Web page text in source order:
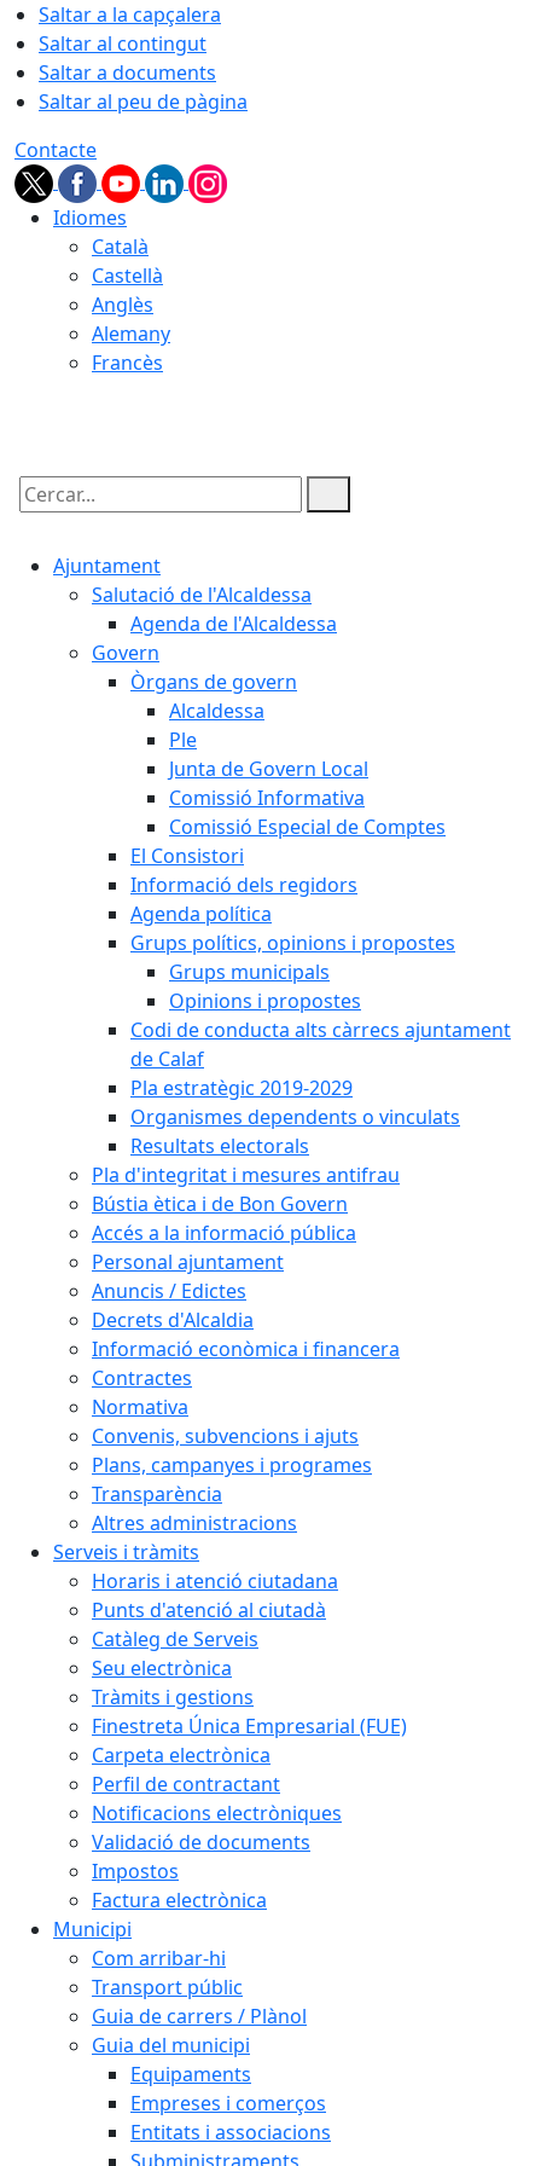
Saltar a la capçalera
Saltar al contingut
Saltar a documents
Saltar al peu de pàgina
Contacte
Idiomes
Català
Castellà
Anglès
Alemany
Francès
Cercar:
Ajuntament
Salutació de l'Alcaldessa
Agenda de l'Alcaldessa
Govern
Òrgans de govern
Alcaldessa
Ple
Junta de Govern Local
Comissió Informativa
Comissió Especial de Comptes
El Consistori
Informació dels regidors
Agenda política
Grups polítics, opinions i propostes
Grups municipals
Opinions i propostes
Codi de conducta alts càrrecs ajuntament
de Calaf
Pla estratègic 2019-2029
Organismes dependents o vinculats
Resultats electorals
Pla d'integritat i mesures antifrau
Bústia ètica i de Bon Govern
Accés a la informació pública
Personal ajuntament
Anuncis / Edictes
Decrets d'Alcaldia
Informació econòmica i financera
Contractes
Normativa
Convenis, subvencions i ajuts
Plans, campanyes i programes
Transparència
Altres administracions
Serveis i tràmits
Horaris i atenció ciutadana
Punts d'atenció al ciutadà
Catàleg de Serveis
Seu electrònica
Tràmits i gestions
Finestreta Única Empresarial (FUE)
Carpeta electrònica
Perfil de contractant
Notificacions electròniques
Validació de documents
Impostos
Factura electrònica
Municipi
Com arribar-hi
Transport públic
Guia de carrers / Plànol
Guia del municipi
Equipaments
Empreses i comerços
Entitats i associacions